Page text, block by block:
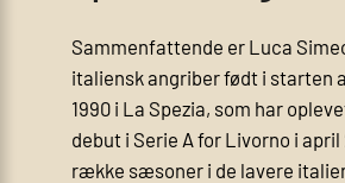
Sammenfattende er Luca
italiensk angriber født i starten
1990 i La Spezia, som har
debut i Serie A for Livorno i april
række sæsoner i de lavere